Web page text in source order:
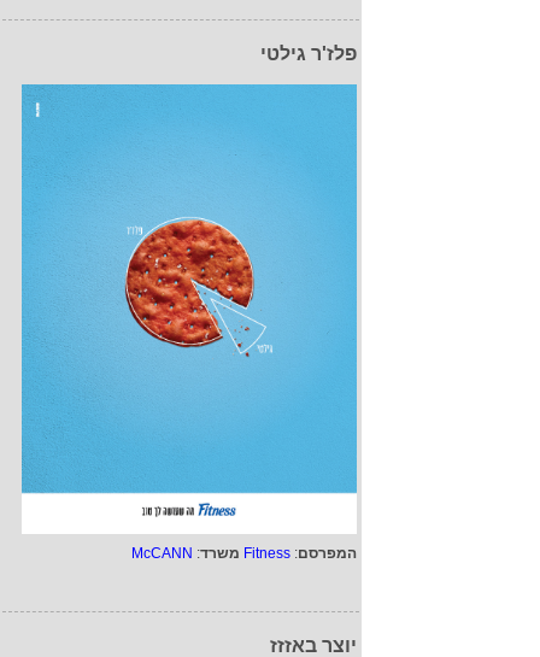
פלז'ר גילטי
המפרסם:
Fitness משרד:
McCANN
יוצר באזזז